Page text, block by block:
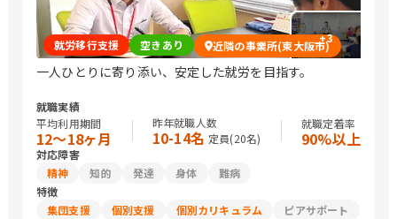
+3
就労移行支援 空きあり 近隣の事業所(東大阪市)
一人ひとりに寄り添い、安定した就労を目指す。
就職実績
平均利用期間
12〜18ヶ月
昨年就職人数
10-14名 定員(20名)
就職定着率
90%以上
対応障害
精神
知的 発達 身体
難病
特徴
集団支援
個別支援 個別カリキュラム
ピアサポート